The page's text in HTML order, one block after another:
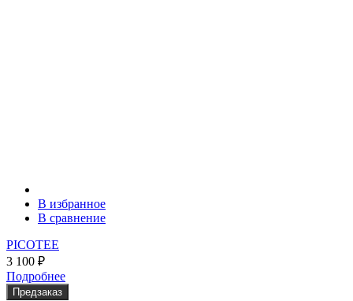
В избранное
В сравнение
PICOTEE
3 100 ₽
Подробнее
Предзаказ